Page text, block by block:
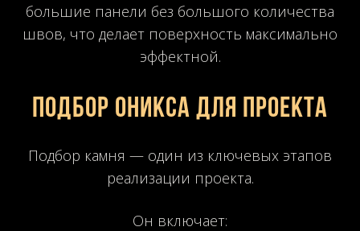
большие панели без большого количества
швов, что делает поверхность максимально
эффектной.
Подбор оникса для проекта
Подбор камня — один из ключевых этапов
реализации проекта.
Он включает: